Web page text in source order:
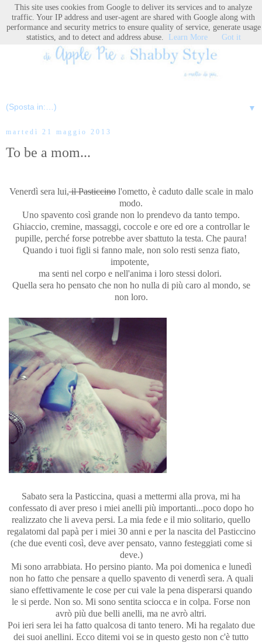
▼
martedì 21 maggio 2013
To be a mom...
Venerdì sera lui,il Pasticcinol'ometto, è caduto dalle scale in malo
modo.
Uno spavento così grande non lo prendevo da tanto tempo.
Ghiaccio, cremine, massaggi, coccole e ore ed ore a controllar le
pupille, perché forse potrebbe aver sbattuto la testa. Che paura!
Quando i tuoi figli si fanno male, non solo resti senza fiato,
impotente,
ma senti nel corpo e nell'anima i loro stessi dolori.
Quella sera ho pensato che non ho nulla di più caro al mondo, se
non loro.
Sabato sera la Pasticcina, quasi a mettermi alla prova, mi ha
confessato di aver preso i miei anelli più importanti...poco dopo ho
realizzato che li aveva persi. La mia fede e il mio solitario, quello
regalatomi dal papà per i miei 30 anni e per la nascita del Pasticcino
(che due eventi così, deve aver pensato, vanno festeggiati come si
deve.)
Mi sono arrabbiata. Ho persino pianto. Ma poi domenica e lunedì
non ho fatto che pensare a quello spavento di venerdì sera. A quali
siano effettivamente le cose per cui vale la pena disperarsi quando
le si perde. Non so. Mi sono sentita sciocca e in colpa. Forse non
avrò più due belli anelli, ma ne avrò altri.
Poi ieri sera lei ha fatto qualcosa di tanto tenero. Mi ha regalato due
dei suoi anellini. Ecco ditemi voi se in questo gesto non c'è tutto
This site uses cookies from Google to deliver its services and to analyze
traffic. Your IP address and user-agent are shared with Google along with
performance and security metrics to ensure quality of service, generate usage
statistics, and to detect and address abuse.
Learn More Got it